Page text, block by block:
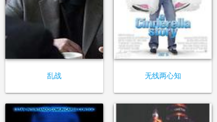
乱战 无线两心知